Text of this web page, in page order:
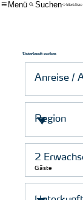
Menü Suchen Merkliste
Unterkunft suchen
Gäste